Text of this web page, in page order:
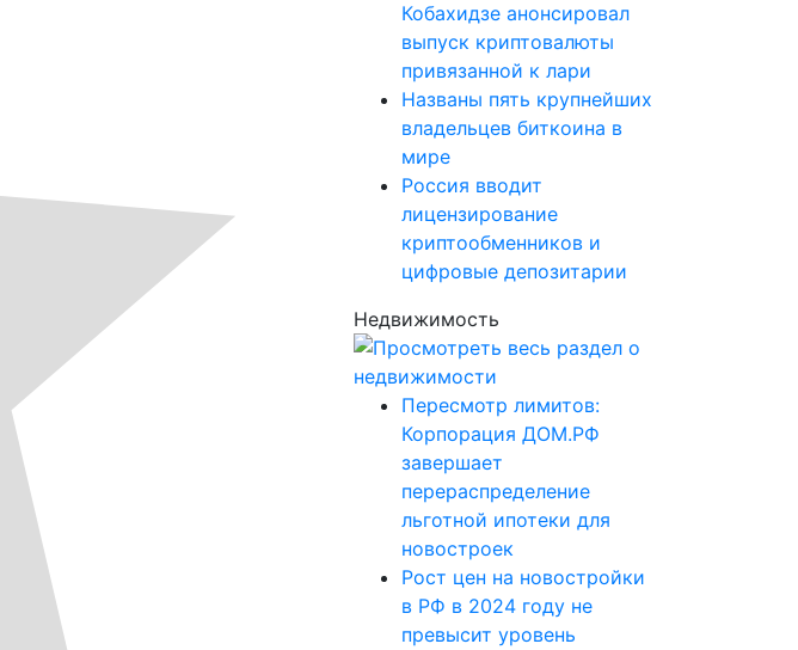
Кобахидзе анонсировал
выпуск криптовалюты
привязанной к лари
Названы пять крупнейших
владельцев биткоина в
мире
Россия вводит
лицензирование
криптообменников и
цифровые депозитарии
Недвижимость
Пересмотр лимитов:
Корпорация ДОМ.РФ
завершает
перераспределение
льготной ипотеки для
новостроек
Рост цен на новостройки
в РФ в 2024 году не
превысит уровень